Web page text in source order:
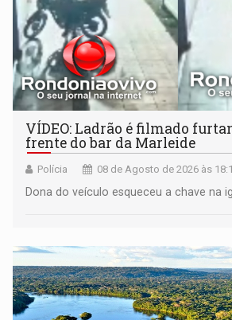
VÍDEO: Ladrão é filmado
frente do bar da Marleide
Polícia 08 de Agosto de 2026 às
Dona do veículo esqueceu a chave na